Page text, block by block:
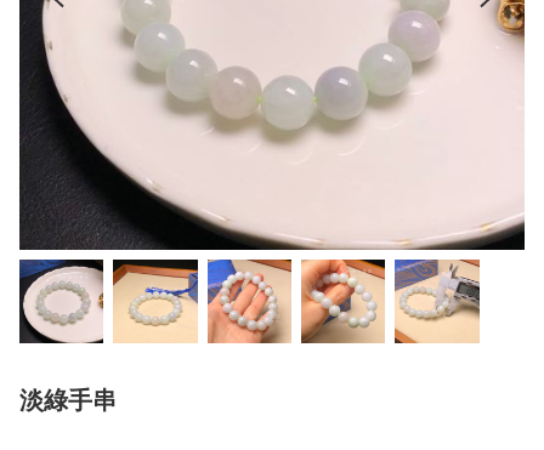
淡綠手串